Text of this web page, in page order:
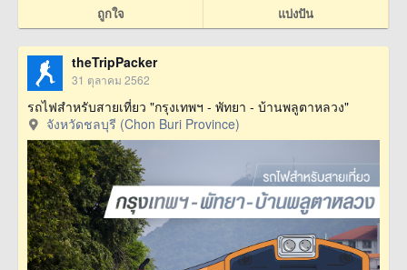
ถูกใจ แบ่งปัน
theTripPacker
31 ตุลาคม 2562
รถไฟสำหรับสายเที่ยว "กรุงเทพฯ - พัทยา - บ้านพลูตาหลวง"
จังหวัดชลบุรี (Chon Buri Province)